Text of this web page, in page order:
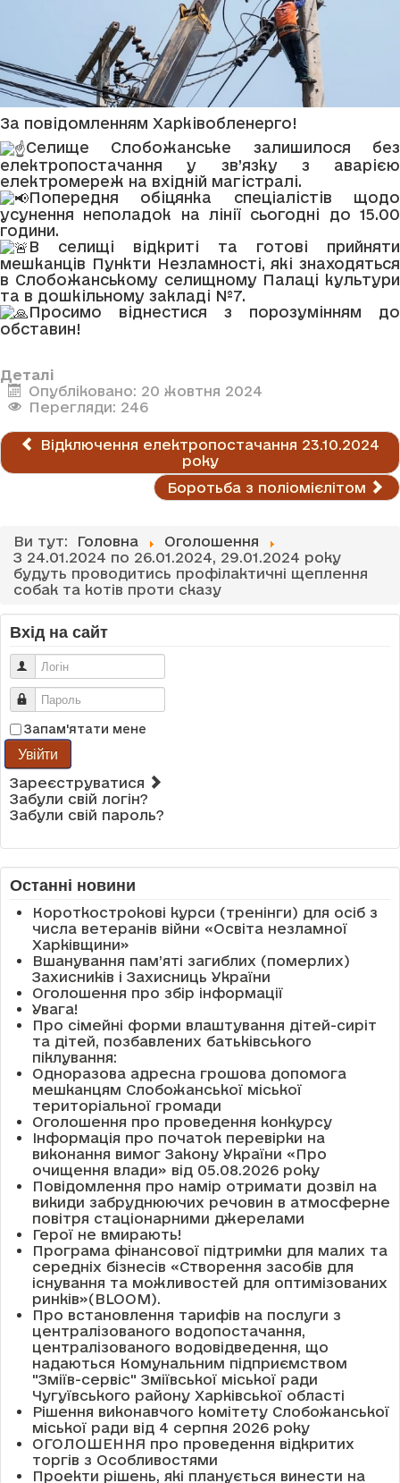
За повідомленням Харківобленерго!
Селище Слобожанське залишилося без
електропостачання у зв’язку з аварією
електромереж на вхідній магістралі.
Попередня обіцянка спеціалістів щодо
усунення неполадок на лінії сьогодні до 15.00
години.
В селищі відкриті та готові прийняти
мешканців Пункти Незламності, які знаходяться
в Слобожанському селищному Палаці культури
та в дошкільному закладі №7.
Просимо віднестися з порозумінням до
обставин!
Деталі
Опубліковано: 20 жовтня 2024
Перегляди: 246
Відключення електропостачання 23.10.2024
року
Боротьба з поліомієлітом
Ви тут: Головна
Оголошення
З 24.01.2024 по 26.01.2024, 29.01.2024 року
будуть проводитись профілактичні щеплення
собак та котів проти сказу
Вхід на сайт
Логін
Пароль
Запам'ятати мене
Увійти
Зареєструватися
Забули свій логін?
Забули свій пароль?
Останні новини
Короткострокові курси (тренінги) для осіб з
числа ветеранів війни «Освіта незламної
Харківщини»
Вшанування пам’яті загиблих (померлих)
Захисників і Захисниць України
Оголошення про збір інформації
Увага!
Про сімейні форми влаштування дітей-сиріт
та дітей, позбавлених батьківського
піклування:
Одноразова адресна грошова допомога
мешканцям Слобожанської міської
територіальної громади
Оголошення про проведення конкурсу
Інформація про початок перевірки на
виконання вимог Закону України «Про
очищення влади» від 05.08.2026 року
Повідомлення про намір отримати дозвіл на
викиди забруднюючих речовин в атмосферне
повітря стаціонарними джерелами
Герої не вмирають!
Програма фінансової підтримки для малих та
середніх бізнесів «Створення засобів для
існування та можливостей для оптимізованих
ринків»(BLOOM).
Про встановлення тарифів на послуги з
централізованого водопостачання,
централізованого водовідведення, що
надаються Комунальним підприємством
"Зміїв-сервіс" Зміївської міської ради
Чугуївського району Харківської області
Рішення виконавчого комітету Слобожанської
міської ради від 4 серпня 2026 року
ОГОЛОШЕННЯ про проведення відкритих
торгів з Особливостями
Проекти рішень, які планується винести на